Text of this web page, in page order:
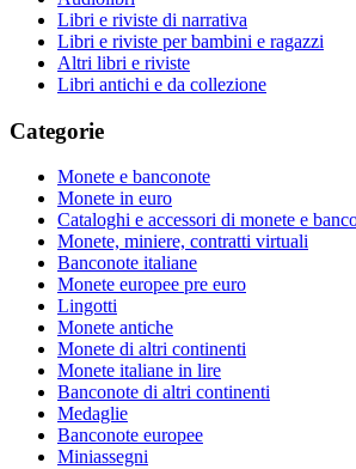
Libri e riviste di narrativa
Libri e riviste per bambini e ragazzi
Altri libri e riviste
Libri antichi e da collezione
Categorie
Monete e banconote
Monete in euro
Cataloghi e accessori di monete e
Monete, miniere, contratti virtuali
Banconote italiane
Monete europee pre euro
Lingotti
Monete antiche
Monete di altri continenti
Monete italiane in lire
Banconote di altri continenti
Medaglie
Banconote europee
Miniassegni